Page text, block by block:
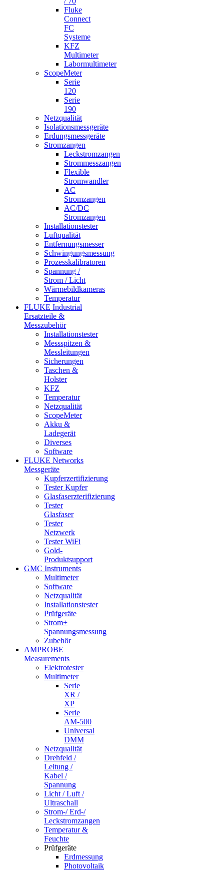
Fluke
Connect
FC
Systeme
KFZ
Multimeter
Labormultimeter
ScopeMeter
Serie
120
Serie
190
Netzqualität
Isolationsmessgeräte
Erdungsmessgeräte
Stromzangen
Leckstromzangen
Strommesszangen
Flexible
Stromwandler
AC
Stromzangen
AC/DC
Stromzangen
Installationstester
Luftqualität
Entfernungsmesser
Schwingungsmessung
Prozesskalibratoren
Spannung /
Strom / Licht
Wärmebildkameras
Temperatur
FLUKE Industrial
Ersatzteile &
Messzubehör
Installationstester
Messspitzen &
Messleitungen
Sicherungen
Taschen &
Holster
KFZ
Temperatur
Netzqualität
ScopeMeter
Akku &
Ladegerät
Diverses
Software
FLUKE Networks
Messgeräte
Kupferzertifizierung
Tester Kupfer
Glasfaserzterifizierung
Tester
Glasfaser
Tester
Netzwerk
Tester WiFi
Gold-
Produktsupport
GMC Instruments
Multimeter
Software
Netzqualität
Installationstester
Prüfgeräte
Strom+
Spannungsmessung
Zubehör
AMPROBE
Measurements
Elektrotester
Multimeter
Serie
XR /
XP
Serie
AM-500
Universal
DMM
Netzqualität
Drehfeld /
Leitung /
Kabel /
Spannung
Licht / Luft /
Ultraschall
Strom-/ Erd-/
Leckstromzangen
Temperatur &
Feuchte
Prüfgeräte
Erdmessung
Photovoltaik